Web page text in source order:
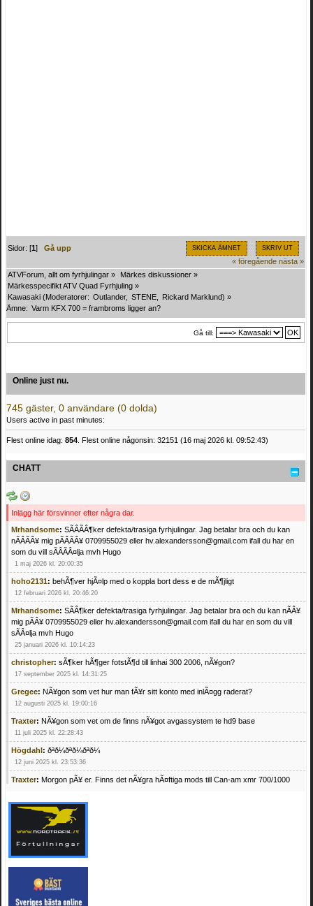
SKICKA ÄMNET SKRIV UT
Sidor: [1]Gå upp
« föregående nästa »
ATVForum, allt om fyrhjulingar » Märkes diskussioner »
Märkesspecifikt ATV Quad Fyrhjuling »
Kawasaki (Moderatorer: Outlander, STENE Rickard Marklund) »
Ämne: Varm KFX 700 = frambroms ligger an?
Gå till:
Online just nu.
745 gäster, 0 användare (0 dolda)
Users active in past minutes:
Flest online idag: 854 . Flest online någonsin: 32151 (16 maj 2026 kl. 09:52:43)
CHATT
Inlägg här försvinner efter några dar.
Mrhandsome: SÃÂÃÂ¶ker defekta/trasiga fyrhjulingar. Jag betalar bra och du kan
nÃÂÃÂ¥ mig pÃÂÃÂ¥ 0709955029 eller hv.alexandersson@gmail.com ifall du har en
som du vill sÃÂÃÂ¤lja mvh Hugo
1 maj 2026 kl. 20:00:35
hoho2131: behÃ¶ver hjÃ¤lp med o koppla bort dess e de mÃ¶jligt
12 februari 2026 kl. 20:46:20
Mrhandsome: SÃÂ¶ker defekta/trasiga fyrhjulingar. Jag betalar bra och du kan nÃÂ¥
mig pÃÂ¥ 0709955029 eller hv.alexandersson@gmail.com ifall du har en som du vill
sÃÂ¤lja mvh Hugo
25 januari 2026 kl. 10:14:23
christopher: sÃ¶ker hÃ¶ger fotstÃ¶d till linhai 300 2006, nÃ¥gon?
17 september 2025 kl. 14:31:25
Gregee: NÃ¥gon som vet hur man fÃ¥r sitt konto med inlÃ¤gg raderat?
12 augusti 2025 kl. 19:00:16
Traxter: NÃ¥gon som vet om de finns nÃ¥got avgassystem te hd9 base
11 juli 2025 kl. 22:28:43
Högdahl: ðªð¼ðªð¼ðªð¼
12 juni 2025 kl. 23:53:36
Traxter: Morgon pÃ¥ er. Finns det nÃ¥gra hÃ¤ftiga mods till Can-am xmr 700/1000
Mrhandsome:SÃ¶ker defekta/trasiga fyrhjulingar. Jag betalar bra och du kan nÃ¥ mig
pÃ¥ 0709955029 eller hv.alexandersson@gmail.com ifall du har en som du vill sÃ¤lja
mvh Hugo
21 februari 2025 kl. 09:25:52
Oscar5:NÃ¥gon som vet vad man kan begÃ¤ra fÃ¶r en Honda TRX 350 FE 2005
4 februari 2025 kl. 19:20:50
Oscar5:44